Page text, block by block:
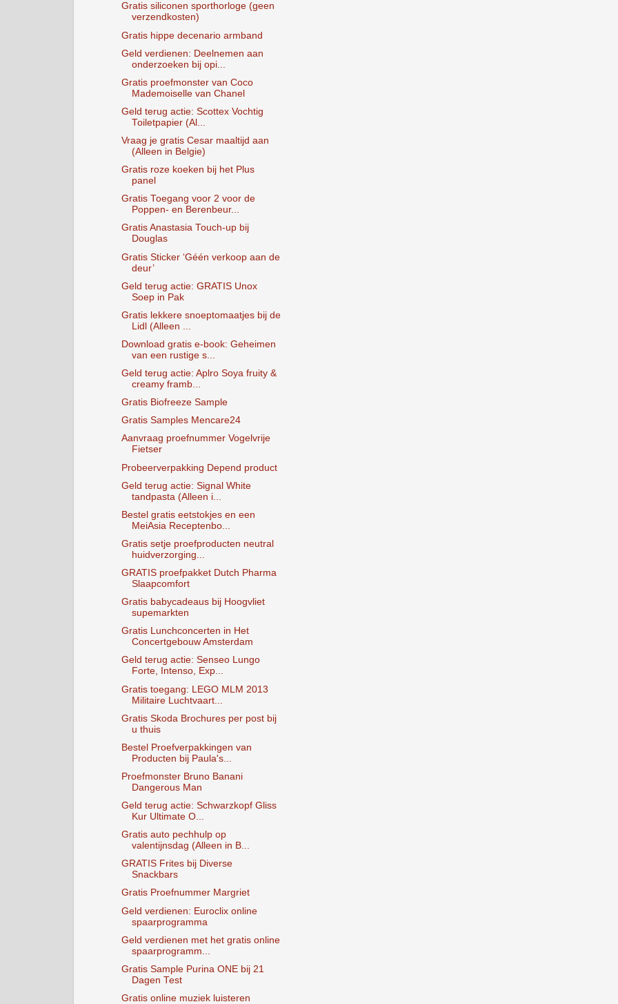
Gratis siliconen sporthorloge (geen
verzendkosten)
Gratis hippe decenario armband
Geld verdienen: Deelnemen aan
onderzoeken bij opi...
Gratis proefmonster van Coco
Mademoiselle van Chanel
Geld terug actie: Scottex Vochtig
Toiletpapier (Al...
Vraag je gratis Cesar maaltijd aan
(Alleen in Belgie)
Gratis roze koeken bij het Plus
panel
Gratis Toegang voor 2 voor de
Poppen- en Berenbeur...
Gratis Anastasia Touch-up bij
Douglas
Gratis Sticker ‘Géén verkoop aan de
deur’
Geld terug actie: GRATIS Unox
Soep in Pak
Gratis lekkere snoeptomaatjes bij de
Lidl (Alleen ...
Download gratis e-book: Geheimen
van een rustige s...
Geld terug actie: Aplro Soya fruity &
creamy framb...
Gratis Biofreeze Sample
Gratis Samples Mencare24
Aanvraag proefnummer Vogelvrije
Fietser
Probeerverpakking Depend product
Geld terug actie: Signal White
tandpasta (Alleen i...
Bestel gratis eetstokjes en een
MeiAsia Receptenbo...
Gratis setje proefproducten neutral
huidverzorging...
GRATIS proefpakket Dutch Pharma
Slaapcomfort
Gratis babycadeaus bij Hoogvliet
supemarkten
Gratis Lunchconcerten in Het
Concertgebouw Amsterdam
Geld terug actie: Senseo Lungo
Forte, Intenso, Exp...
Gratis toegang: LEGO MLM 2013
Militaire Luchtvaart...
Gratis Skoda Brochures per post bij
u thuis
Bestel Proefverpakkingen van
Producten bij Paula's...
Proefmonster Bruno Banani
Dangerous Man
Geld terug actie: Schwarzkopf Gliss
Kur Ultimate O...
Gratis auto pechhulp op
valentijnsdag (Alleen in B...
GRATIS Frites bij Diverse
Snackbars
Gratis Proefnummer Margriet
Geld verdienen: Euroclix online
spaarprogramma
Geld verdienen met het gratis online
spaarprogramm...
Gratis Sample Purina ONE bij 21
Dagen Test
Gratis online muziek luisteren